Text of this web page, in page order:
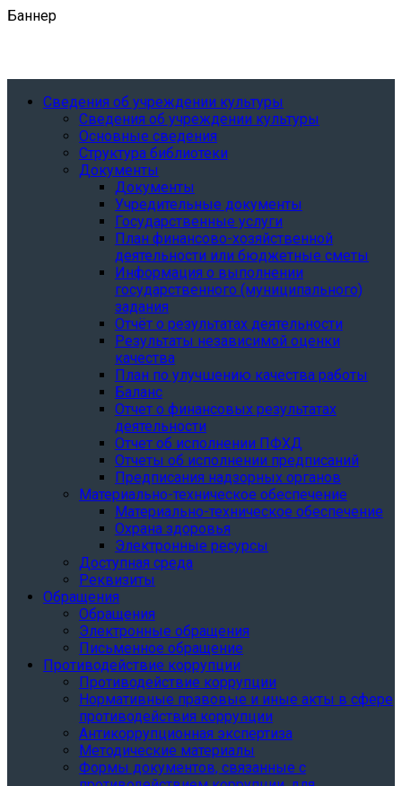
Баннер
Сведения об учреждении культуры
Сведения об учреждении культуры
Основные сведения
Структура библиотеки
Документы
Документы
Учредительные документы
Государственные услуги
План финансово-хозяйственной
деятельности или бюджетные сметы
Информация о выполнении
государственного (муниципального)
задания
Отчёт о результатах деятельности
Результаты независимой оценки
качества
План по улучшению качества работы
Баланс
Отчет о финансовых результатах
деятельности
Отчет об исполнении ПФХД
Отчеты об исполнении предписаний
Предписания надзорных органов
Материально-техническое обеспечение
Материально-техническое обеспечение
Охрана здоровья
Электронные ресурсы
Доступная среда
Реквизиты
Обращения
Обращения
Электронные обращения
Письменное обращение
Противодействие коррупции
Противодействие коррупции
Нормативные правовые и иные акты в сфере
противодействия коррупции
Антикоррупционная экспертиза
Методические материалы
Формы документов, связанные с